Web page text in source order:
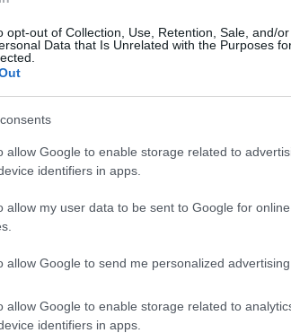
opt-out of Collection, Use, Retention, Sale, and/
Data that Is Unrelated with the Purposes
allow Google to enable storage related to
identifiers in apps.
allow my user data to be sent to Google for
allow Google to send me personalized advertising.
allow Google to enable storage related to
identifiers in apps.
dopo i picchi e le flessioni degli
della Moda e Porta Venezia
sia di acquirenti locali che di
di lusso ha raggiunto livelli
sempre di più come un
globale incerto. La
desidera massimizzare il proprio
più interessanti